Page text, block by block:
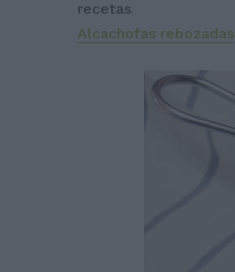
recetas.
Alcachofas rebozadas